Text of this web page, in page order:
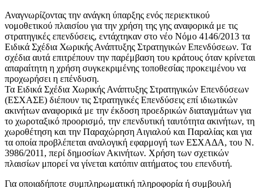
Αναγνωρίζοντας την ανάγκη ύπαρξης ενός περιεκτικού
νομοθετικού πλαισίου για την χρήση της γης αναφορικά με τις
στρατηγικές επενδύσεις, εντάχτηκαν στο νέο Νόμο 4146/2013 τα
Ειδικά Σχέδια Χωρικής Ανάπτυξης Στρατηγικών Επενδύσεων. Τα
σχέδια αυτά επιτρέπουν την παρέμβαση του κράτους όταν κρίνεται
απαραίτητη η χρήση συγκεκριμένης τοποθεσίας προκειμένου να
προχωρήσει η επένδυση.
Τα Ειδικά Σχέδια Χωρικής Ανάπτυξης Στρατηγικών Επενδύσεων
(ΕΣΧΑΣΕ) διέπουν τις Στρατηγικές Επενδύσεις επί ιδιωτικών
ακινήτων αναφορικά με την έκδοση προεδρικών διαταγμάτων για
το χωροταξικό προορισμό, την επενδυτική ταυτότητα ακινήτων, τη
χωροθέτηση και την Παραχώρηση Αιγιαλού και Παραλίας και για
τα οποία προβλέπεται αναλογική εφαρμογή των ΕΣΧΑΔΑ, του Ν.
3986/2011, περί δημοσίων Ακινήτων. Χρήση των σχετικών
πλαισίων μπορεί να γίνεται κατόπιν αιτήματος του επενδυτή.
Για οποιαδήποτε συμπληρωματική πληροφορία ή συμβουλή